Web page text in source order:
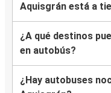
Aquisgrán está a
¿A qué destinos
en autobús?
¿Hay autobuses